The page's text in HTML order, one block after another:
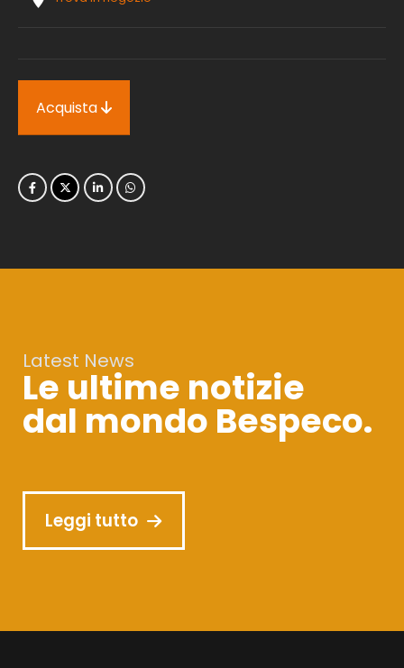
Acquista
Latest News
Le ultime notizie
dal mondo Bespeco.
Leggi tutto